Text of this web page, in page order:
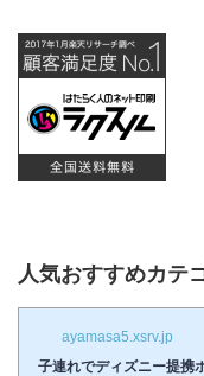
人気おすすめカテ
ayamasa5.xsrv.jp
子連れでディズニー提携